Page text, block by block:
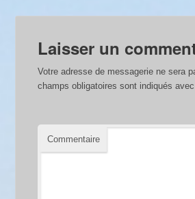
Laisser un
Votre adresse de messagerie ne sera
champs obligatoires sont indiqués
Commentaire